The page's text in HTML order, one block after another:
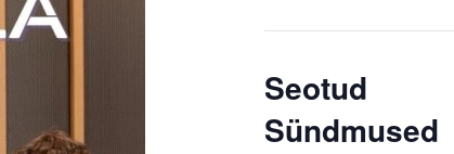
Seotud
Sündmused